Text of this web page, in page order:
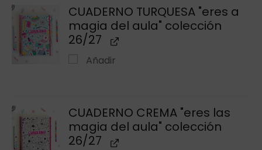
CUADERNO TURQUESA "eres a
magia del aula" colección
26/27
Añadir
CUADERNO CREMA "eres las
magia del aula" colección
26/27